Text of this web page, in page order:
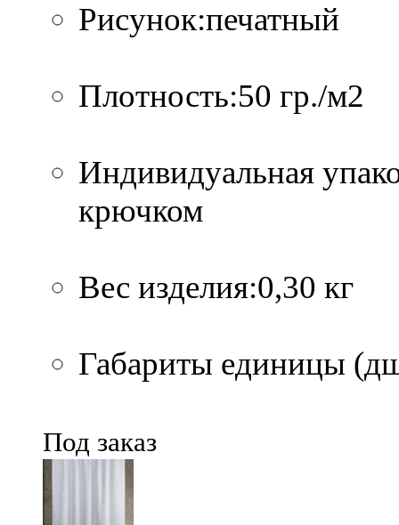
Рисунок:печатный
Плотность:50 гр./м2
Индивидуальная
крючком
Вес изделия:0,30 кг
Габариты единицы
Под заказ